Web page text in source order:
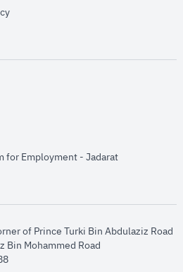
opens in new window
window
for Employment - Jadaratopens in new
of Prince Turki Bin Abdulaziz Road
Bin Mohammed Road​